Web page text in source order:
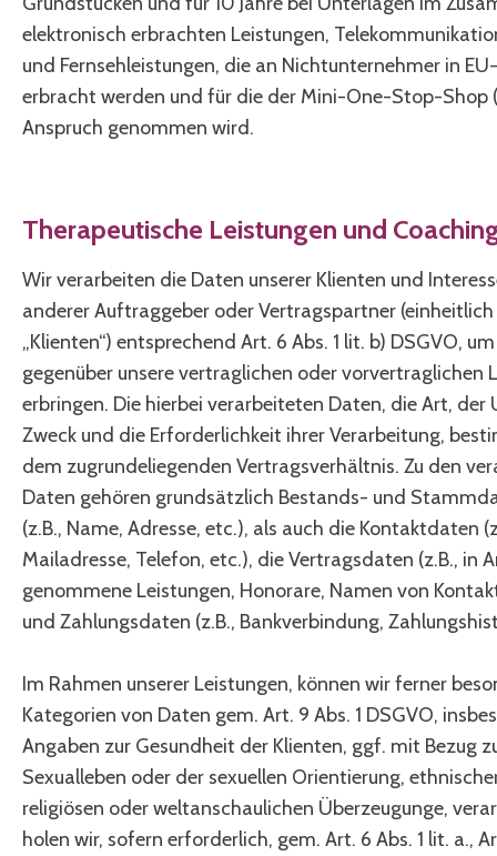
elektronisch erbrachten Leistungen,
und Fernsehleistungen, die an Nichtunternehmer in
erbracht werden und für die der Mini-One-Stop-Shop
Anspruch genommen wird.
Therapeutische Leistungen und
Wir verarbeiten die Daten unserer Klienten und
anderer Auftraggeber oder Vertragspartner
„Klienten“) entsprechend Art. 6 Abs. 1 lit. b) DSGVO,
gegenüber unsere vertraglichen oder vorvertraglichen
erbringen. Die hierbei verarbeiteten Daten, die Art,
Zweck und die Erforderlichkeit ihrer Verarbeitung,
dem zugrundeliegenden Vertragsverhältnis. Zu den
Daten gehören grundsätzlich Bestands- und
(z.B., Name, Adresse, etc.), als auch die Kontaktdaten
Mailadresse, Telefon, etc.), die Vertragsdaten (z.B., in
genommene Leistungen, Honorare, Namen von
und Zahlungsdaten (z.B., Bankverbindung,
Im Rahmen unserer Leistungen, können wir ferner
Kategorien von Daten gem. Art. 9 Abs. 1 DSGVO,
Angaben zur Gesundheit der Klienten, ggf. mit Bezug
Sexualleben oder der sexuellen Orientierung,
religiösen oder weltanschaulichen Überzeugunge,
holen wir, sofern erforderlich, gem. Art. 6 Abs. 1 lit. a.,